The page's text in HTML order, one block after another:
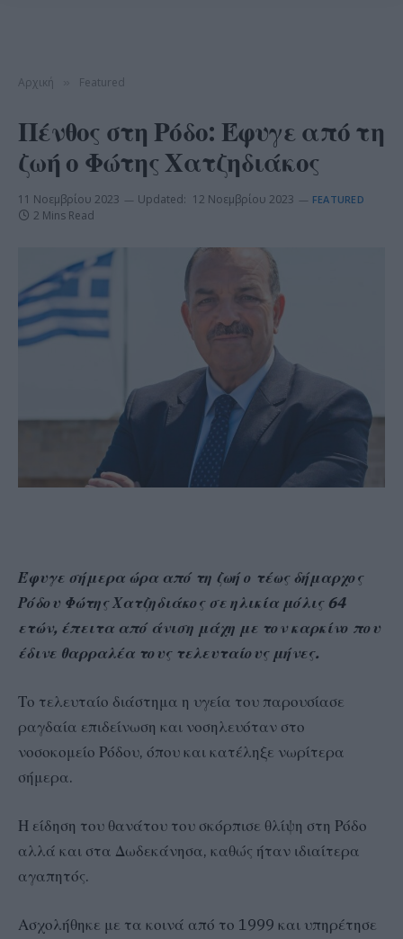
Αρχική Featured
Πένθος στη Ρόδο: Έφυγε από τη
ζωή ο Φώτης Χατζηδιάκος
11 Νοεμβρίου 2023 Updated: 12 Νοεμβρίου 2023 FEATURED
2 Mins Read
Έφυγε σήμερα ώρα από τη ζωή ο τέως δήμαρχος
Ρόδου Φώτης Χατζηδιάκος σε ηλικία μόλις 64
ετών, έπειτα από άνιση μάχη με τον καρκίνο που
έδινε θαρραλέα τους τελευταίους μήνες.
Το τελευταίο διάστημα η υγεία του παρουσίασε
ραγδαία επιδείνωση και νοσηλευόταν στο
νοσοκομείο Ρόδου, όπου και κατέληξε νωρίτερα
σήμερα.
Η είδηση του θανάτου του σκόρπισε θλίψη στη Ρόδο
αλλά και στα Δωδεκάνησα, καθώς ήταν ιδιαίτερα
αγαπητός.
Ασχολήθηκε με τα κοινά από το 1999 και υπηρέτησε